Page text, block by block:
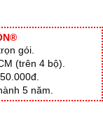
gói.
(trên 4 bộ).
5 năm.